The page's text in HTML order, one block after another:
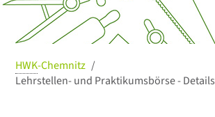
HWK-Chemnitz
Lehrstellen- und Praktikumsbörse - Details